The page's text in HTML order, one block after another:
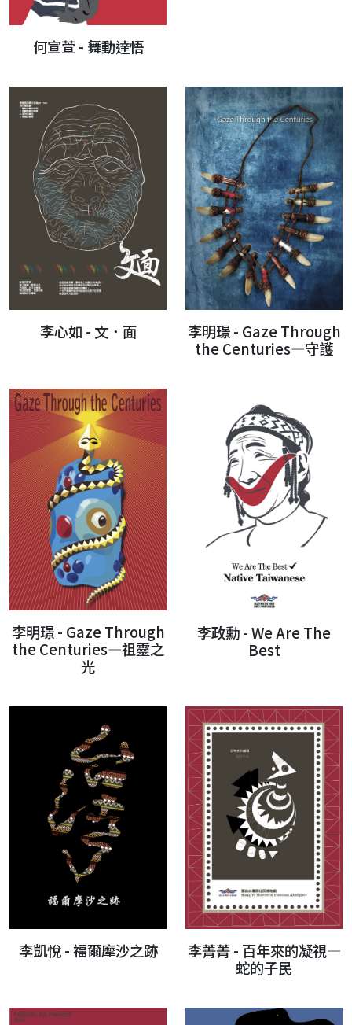
何宣萱 - 舞動達悟
李心如 - 文．面
李明璟 - Gaze Through
the Centuries—守護
李明璟 - Gaze Through
the Centuries—祖靈之
光
李政勳 - We Are The
Best
李凱悅 - 福爾摩沙之跡
李菁菁 - 百年來的凝視—
蛇的子民